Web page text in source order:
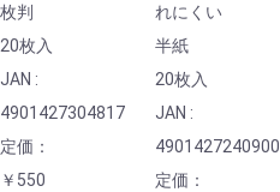
枚判
20枚入
JAN :
4901427304817
定価：
￥550
れにくい
半紙
20枚入
JAN :
4901427240900
定価：